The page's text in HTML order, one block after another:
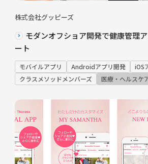
株式会社グッピーズ
モダンオフショア開発で健康管理
ート
モバイルアプリ Androidアプリ開発
iOS
クラスメソッドメンバーズ
医療・ヘルスケ